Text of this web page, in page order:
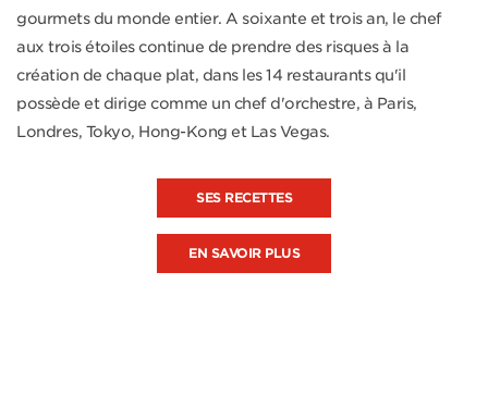
gourmets du monde entier. A soixante et trois an, le chef
aux trois étoiles continue de prendre des risques à la
création de chaque plat, dans les 14 restaurants qu'il
possède et dirige comme un chef d'orchestre, à Paris,
Londres, Tokyo, Hong-Kong et Las Vegas.
SES RECETTES
EN SAVOIR PLUS